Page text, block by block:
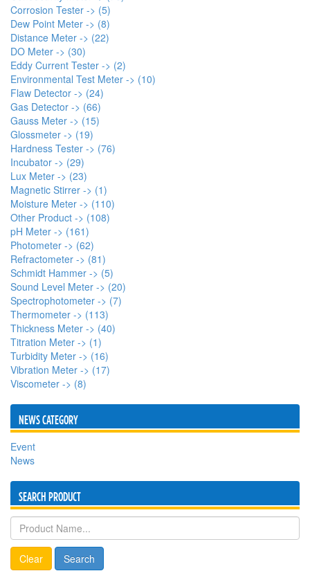
Corrosion Tester -> (5)
Dew Point Meter -> (8)
Distance Meter -> (22)
DO Meter -> (30)
Eddy Current Tester -> (2)
Environmental Test Meter -> (10)
Flaw Detector -> (24)
Gas Detector -> (66)
Gauss Meter -> (15)
Glossmeter -> (19)
Hardness Tester -> (76)
Incubator -> (29)
Lux Meter -> (23)
Magnetic Stirrer -> (1)
Moisture Meter -> (110)
Other Product -> (108)
pH Meter -> (161)
Photometer -> (62)
Refractometer -> (81)
Schmidt Hammer -> (5)
Sound Level Meter -> (20)
Spectrophotometer -> (7)
Thermometer -> (113)
Thickness Meter -> (40)
Titration Meter -> (1)
Turbidity Meter -> (16)
Vibration Meter -> (17)
Viscometer -> (8)
NEWS CATEGORY
Event
News
SEARCH PRODUCT
Clear Search